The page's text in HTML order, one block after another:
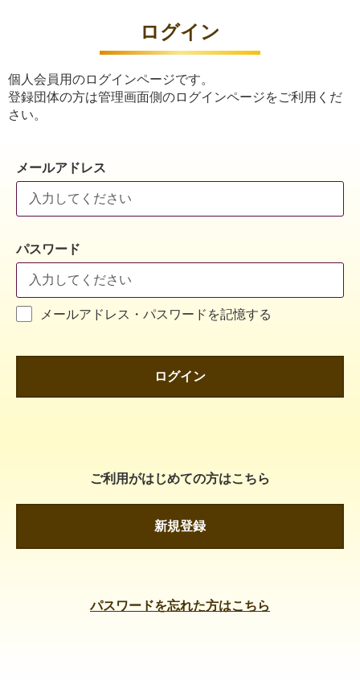
ログイン
個人会員用のログインページです。
登録団体の方は管理画面側のログインページをご利用くだ
さい。
メールアドレス
パスワード
メールアドレス・パスワードを記憶する
ログイン
ご利用がはじめての方はこちら
新規登録
パスワードを忘れた方はこちら